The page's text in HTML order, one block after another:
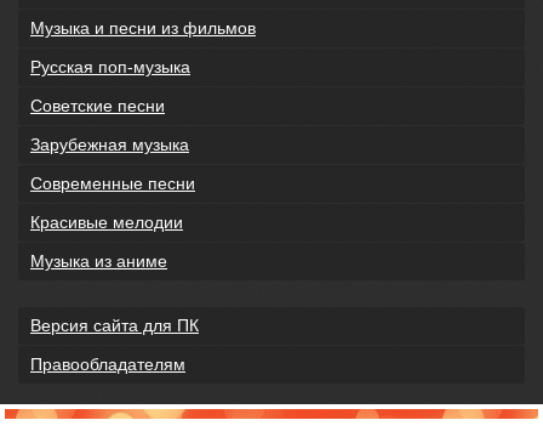
Музыка и песни из фильмов
Русская поп-музыка
Советские песни
Зарубежная музыка
Современные песни
Красивые мелодии
Музыка из аниме
Версия сайта для ПК
Правообладателям